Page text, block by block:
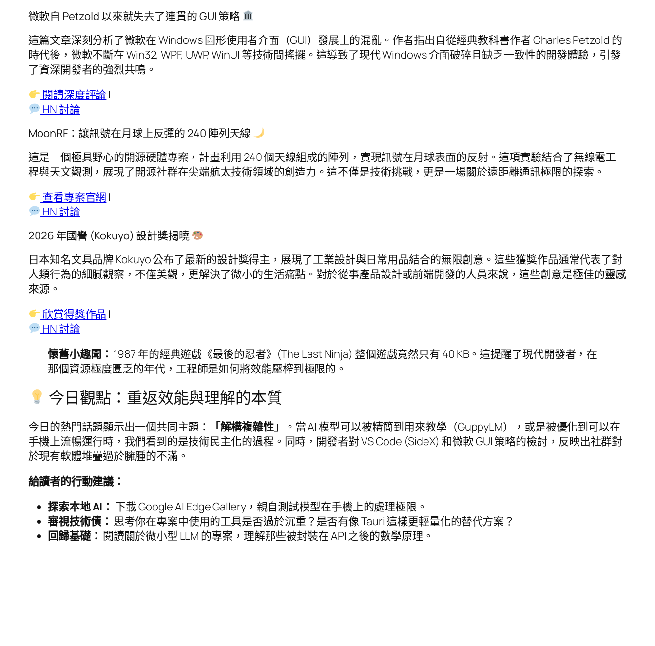
微軟自 Petzold 以來就失去了連貫的 GUI 策略
這篇文章深刻分析了微軟在 Windows 圖形使用者介面（GUI）發展上的混亂。作者指出自從經典教科書作者 Charles Petzold 的
時代後，微軟不斷在 Win32, WPF, UWP, WinUI 等技術間搖擺。這導致了現代 Windows 介面破碎且缺乏一致性的開發體驗，引發
了資深開發者的強烈共鳴。
閱讀深度評論 |
HN 討論
MoonRF：讓訊號在月球上反彈的 240 陣列天線
這是一個極具野心的開源硬體專案，計畫利用 240 個天線組成的陣列，實現訊號在月球表面的反射。這項實驗結合了無線電工
程與天文觀測，展現了開源社群在尖端航太技術領域的創造力。這不僅是技術挑戰，更是一場關於遠距離通訊極限的探索。
查看專案官網 |
HN 討論
2026 年國譽 (Kokuyo) 設計獎揭曉
日本知名文具品牌 Kokuyo 公布了最新的設計獎得主，展現了工業設計與日常用品結合的無限創意。這些獲獎作品通常代表了對
人類行為的細膩觀察，不僅美觀，更解決了微小的生活痛點。對於從事產品設計或前端開發的人員來說，這些創意是極佳的靈感
來源。
欣賞得獎作品 |
HN 討論
懷舊小趣聞： 1987 年的經典遊戲《最後的忍者》(The Last Ninja) 整個遊戲竟然只有 40 KB。這提醒了現代開發者，在
那個資源極度匱乏的年代，工程師是如何將效能壓榨到極限的。
今日觀點：重返效能與理解的本質
今日的熱門話題顯示出一個共同主題： 「解構複雜性」
。當 AI 模型可以被精簡到用來教學（GuppyLM），或是被優化到可以在
手機上流暢運行時，我們看到的是技術民主化的過程。同時，開發者對 VS Code (SideX) 和微軟 GUI 策略的檢討，反映出社群對
於現有軟體堆疊過於臃腫的不滿。
給讀者的行動建議：
探索本地 AI： 下載 Google AI Edge Gallery，親自測試模型在手機上的處理極限。
審視技術債： 思考你在專案中使用的工具是否過於沉重？是否有像 Tauri 這樣更輕量化的替代方案？
回歸基礎： 閱讀關於微小型 LLM 的專案，理解那些被封裝在 API 之後的數學原理。